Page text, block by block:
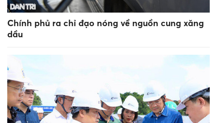
Chính phủ ra chỉ đạo nóng về nguồn cung xăng
dầu